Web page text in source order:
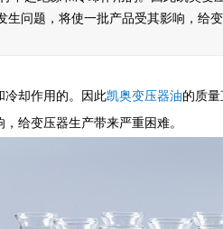
问题，将使一批产品受其影响，给
冷却作用的。因此凯奥变压器油的质
给变压器生产带来严重困难。